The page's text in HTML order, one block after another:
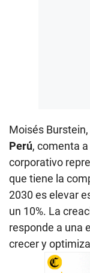
Moisés
Perú, comenta
corporativo
que tiene la
2030 es elevar
un 10%. La
responde a una
crecer y